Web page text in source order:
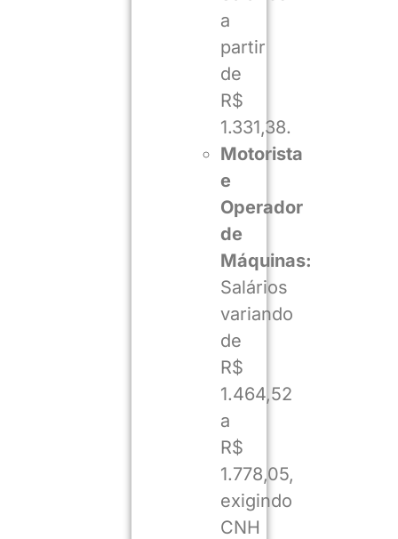
a
partir
de
R$
1.331,38.
Motorista
e
Operador
de
Máquinas:
Salários
variando
de
R$
1.464,52
a
R$
1.778,05,
exigindo
CNH